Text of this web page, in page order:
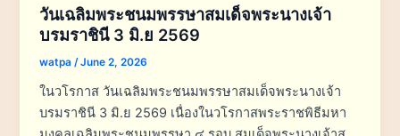
วันเฉลิมพระชนมพรรษาสมเด็จพระนางเจ้า
บรมราชินี 3 มิ.ย 2569
watpa /June 2, 2026
ในวโรกาส วันเฉลิมพระชนมพรรษาสมเด็จพระนางเจ้า
บรมราชินี 3 มิ.ย 2569 เนื่องในวโรกาสพระราชพิธีมหา